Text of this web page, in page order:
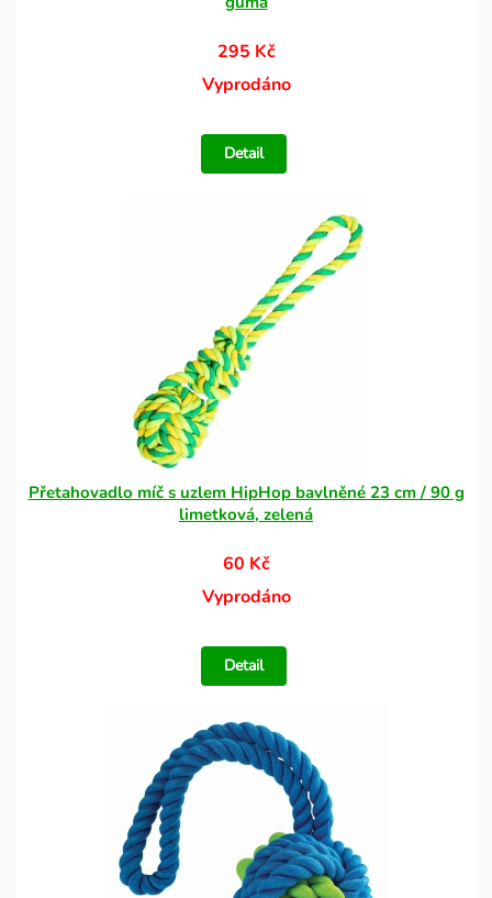
295 Kč
Vyprodáno
Detail
Přetahovadlo míč s uzlem HipHop bavlněné 23 cm / 90 g
limetková, zelená
60 Kč
Vyprodáno
Detail